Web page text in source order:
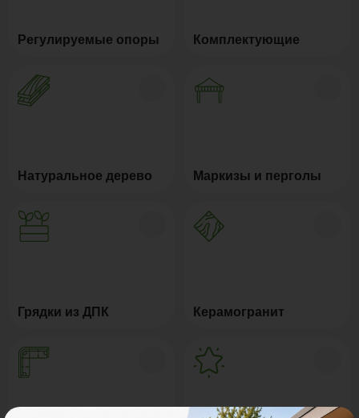
Регулируемые опоры Комплектующие
Натуральное дерево Маркизы и перголы
Грядки из ДПК Керамогранит